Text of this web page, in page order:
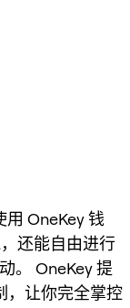
用 OneKey 钱
还能自由进行
。 OneKey 提
，让你完全掌控